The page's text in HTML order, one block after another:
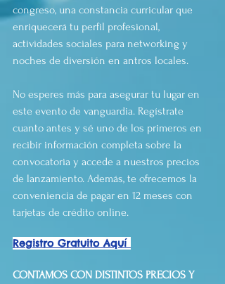
congreso, una constancia curricular que
enriquecerá tu perfil profesional,
actividades sociales para networking y
noches de diversión en antros locales.
No esperes más para asegurar tu lugar en
este evento de vanguardia. Regístrate
cuanto antes y sé uno de los primeros en
recibir información completa sobre la
convocatoria y accede a nuestros precios
de lanzamiento. Además, te ofrecemos la
conveniencia de pagar en 12 meses con
tarjetas de crédito online.
Registro Gratuito Aquí
CONTAMOS CON DISTINTOS PRECIOS Y